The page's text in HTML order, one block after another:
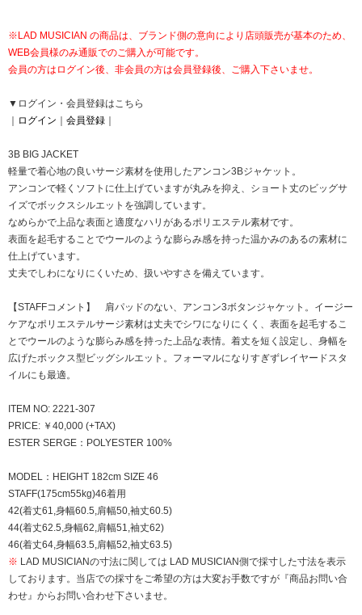
※LAD MUSICIAN の商品は、ブランド側の意向により店頭販売が基本のため、
WEB会員様のみ通販でのご購入が可能です。
会員の方はログイン後、非会員の方は会員登録後、ご購入下さいませ。
▼ログイン・会員登録はこちら
ログイン 会員登録
3B BIG JACKET
軽量で着心地の良いサージ素材を使用したアンコン3Bジャケット。
アンコンで軽くソフトに仕上げていますが丸みを抑え、ショート丈のビッグサ
イズでボックスシルエットを強調しています。
なめらかで上品な表面と適度なハリがあるポリエステル素材です。
表面を起毛することでウールのような膨らみ感を持った温かみのあるの素材に
仕上げています。
丈夫でしわになりにくいため、扱いやすさを備えています。
【STAFFコメント】 肩パッドのない、アンコン3ボタンジャケット。イージー
ケアなポリエステルサージ素材は丈夫でシワになりにくく、表面を起毛するこ
とでウールのような膨らみ感を持った上品な表情。着丈を短く設定し、身幅を
広げたボックス型ビッグシルエット。フォーマルになりすぎずレイヤードスタ
イルにも最適。
ITEM NO: 2221-307
PRICE: ￥40,000 (+TAX)
ESTER SERGE：POLYESTER 100%
MODEL：HEIGHT 182cm SIZE 46
STAFF(175cm55kg)46着用
42(着丈61,身幅60.5,肩幅50,袖丈60.5)
44(着丈62.5,身幅62,肩幅51,袖丈62)
46(着丈64,身幅63.5,肩幅52,袖丈63.5)
※ LAD MUSICIANの寸法に関しては LAD MUSICIAN側で採寸した寸法を表示
しております。当店での採寸をご希望の方は大変お手数ですが『商品お問い合
わせ』からお問い合わせ下さいませ。